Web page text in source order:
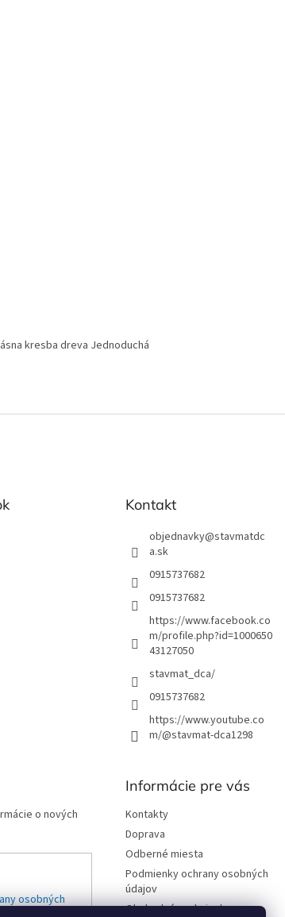
kresba dreva Jednoduchá
Kontakt
objednavky@stavmatdc
a.sk
0915737682
0915737682
https://www.facebook.co
m/profile.php?id=1000650
43127050
stavmat_dca/
0915737682
https://www.youtube.co
m/@stavmat-dca1298
o nových
osobných
Informácie pre vás
Kontakty
Doprava
Odberné miesta
Podmienky ochrany osobných
údajov
Obchodné podmienky